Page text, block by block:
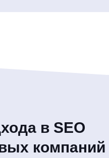
в SEO
компаний